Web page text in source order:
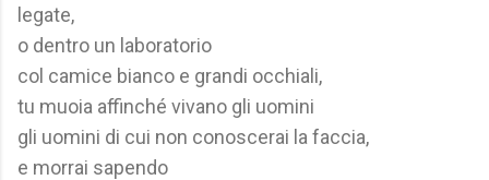
legate,
o dentro un laboratorio
col camice bianco e grandi occhiali,
tu muoia affinché vivano gli uomini
gli uomini di cui non conoscerai la faccia,
e morrai sapendo